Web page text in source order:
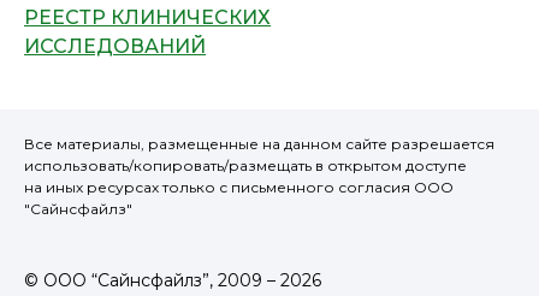
РЕЕСТР КЛИНИЧЕСКИХ
ИССЛЕДОВАНИЙ
Все материалы, размещенные на данном сайте разрешается
использовать/копировать/размещать в открытом доступе
на иных ресурсах только с письменного согласия ООО
"Сайнсфайлз"
© ООО “Сайнсфайлз”, 2009 – 2026